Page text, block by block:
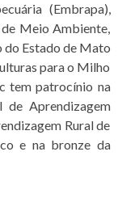
(Embrapa),
Meio Ambiente,
do Estado de Mato
para o Milho
tem patrocínio na
de Aprendizagem
Rural de
e na bronze da